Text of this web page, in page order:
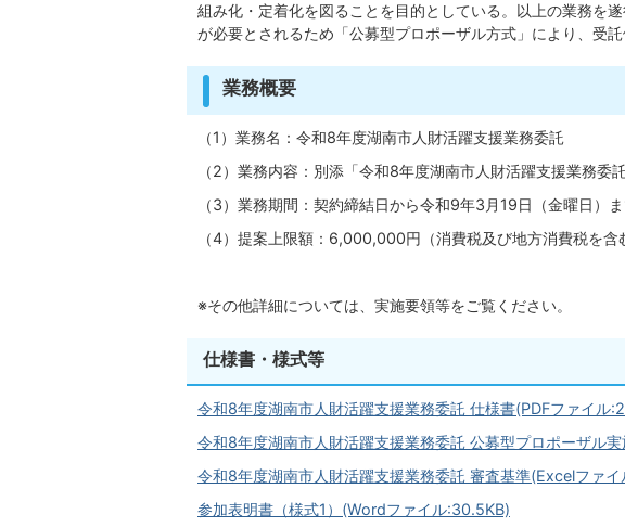
組み化・定着化を図ることを目的としている。以上の業務を
が必要とされるため「公募型プロポーザル方式」により、受託
業務概要
（1）業務名：令和8年度湖南市人財活躍支援業務委託
（2）業務内容：別添「令和8年度湖南市人財活躍支援業務委
（3）業務期間：契約締結日から令和9年3月19日（金曜日）
（4）提案上限額：6,000,000円（消費税及び地方消費税を含
※その他詳細については、実施要領等をご覧ください。
仕様書・様式等
令和8年度湖南市人財活躍支援業務委託 仕様書(PDFファイル
令和8年度湖南市人財活躍支援業務委託 公募型プロポーザル
令和8年度湖南市人財活躍支援業務委託 審査基準(Excelファ
参加表明書（様式1）(Wordファイル:30.5KB)